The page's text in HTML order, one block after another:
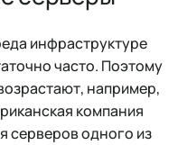
инфраструктуре
часто. Поэтому
например,
компания
серверов одного из